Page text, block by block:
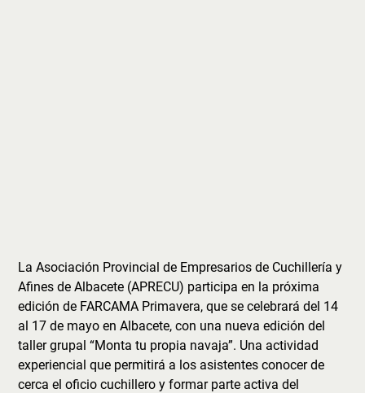
La Asociación Provincial de Empresarios de Cuchillería y
Afines de Albacete (APRECU) participa en la próxima
edición de FARCAMA Primavera, que se celebrará del 14
al 17 de mayo en Albacete, con una nueva edición del
taller grupal “Monta tu propia navaja”. Una actividad
experiencial que permitirá a los asistentes conocer de
cerca el oficio cuchillero y formar parte activa del